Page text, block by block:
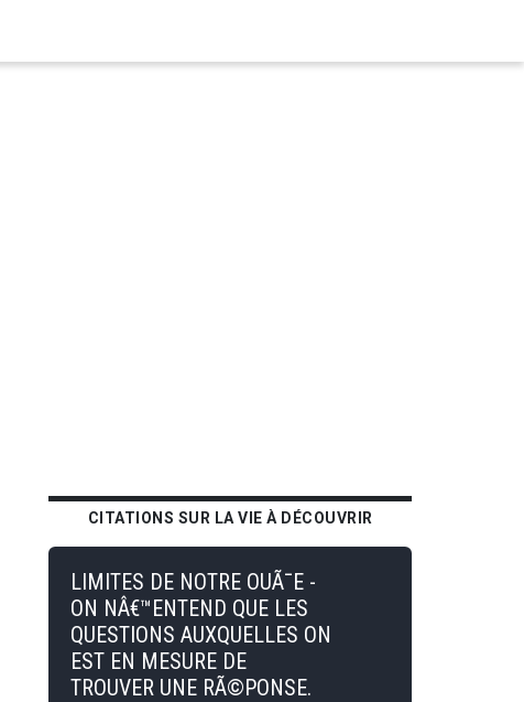
CITATIONS SUR LA VIE À DÉCOUVRIR
LIMITES DE NOTRE OUÃ¯E -
ON NÂ€™ENTEND QUE LES
QUESTIONS AUXQUELLES ON
EST EN MESURE DE
TROUVER UNE RÃ©PONSE.